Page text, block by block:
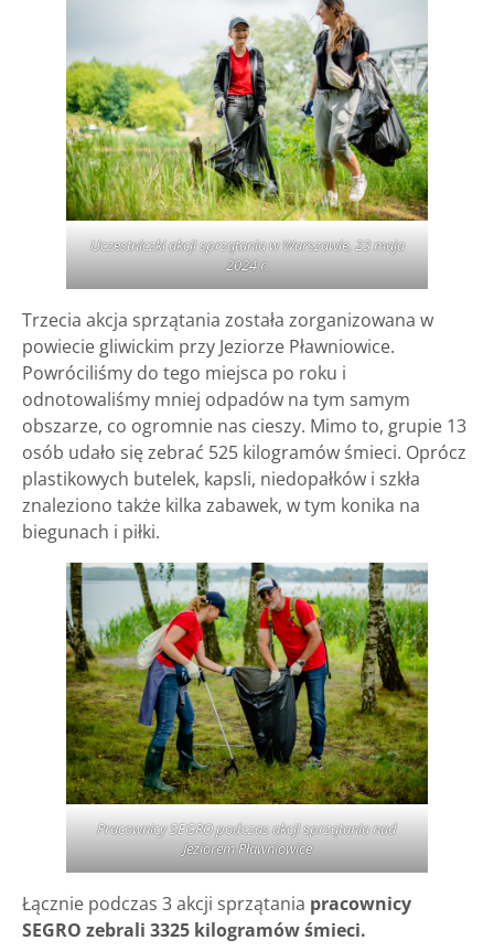
Uczestniczki akcji sprzątania w Warszawie, 23 maja
2024 r.
Trzecia akcja sprzątania została zorganizowana w
powiecie gliwickim przy Jeziorze Pławniowice.
Powróciliśmy do tego miejsca po roku i
odnotowaliśmy mniej odpadów na tym samym
obszarze, co ogromnie nas cieszy. Mimo to, grupie 13
osób udało się zebrać 525 kilogramów śmieci. Oprócz
plastikowych butelek, kapsli, niedopałków i szkła
znaleziono także kilka zabawek, w tym konika na
biegunach i piłki.
Pracownicy SEGRO podczas akcji sprzątania nad
Jeziorem Pławniowice
Łącznie podczas 3 akcji sprzątania pracownicy
SEGRO zebrali 3325 kilogramów śmieci.